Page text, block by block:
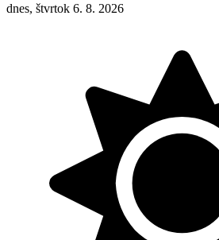
dnes, štvrtok 6. 8. 2026